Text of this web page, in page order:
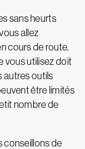
sans heurts
allez
cours de route.
vous utilisez doit
autres outils
être limités
nombre de
conseillons de